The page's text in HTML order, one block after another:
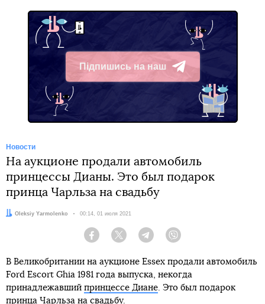
Підпишись на наш
Telegram
Новости
На аукционе продали автомобиль
принцессы Дианы. Это был подарок
принца Чарльза на свадьбу
Автор:
Oleksiy Yarmolenko Дата:
00:14, 01 июля 2021
Facebook Twitter Telegram
В Великобритании на аукционе Essex продали автомобиль
Ford Escort Ghia 1981 года выпуска, некогда
принадлежавший принцессе Диане. Это был подарок
принца Чарльза на свадьбу.